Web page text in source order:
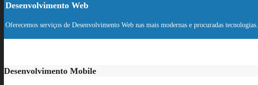
Desenvolvimento Web
Oferecemos serviços de Desenvolvimento Web nas mais modernas e procuradas tecnologias.
Desenvolvimento Mobile